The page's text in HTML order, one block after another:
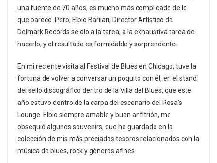
una fuente de 70 años, es mucho más complicado de lo
que parece. Pero, Elbio Barilari, Director Artístico de
Delmark Records se dio a la tarea, a la exhaustiva tarea de
hacerlo, y el resultado es formidable y sorprendente.
En mi reciente visita al Festival de Blues en Chicago, tuve la
fortuna de volver a conversar un poquito con él, en el stand
del sello discográfico dentro de la Villa del Blues, que este
año estuvo dentro de la carpa del escenario del Rosa’s
Lounge. Elbio siempre amable y buen anfitrión, me
obsequió algunos souvenirs, que he guardado en la
colección de mis más preciados tesoros relacionados con la
música de blues, rock y géneros afines.